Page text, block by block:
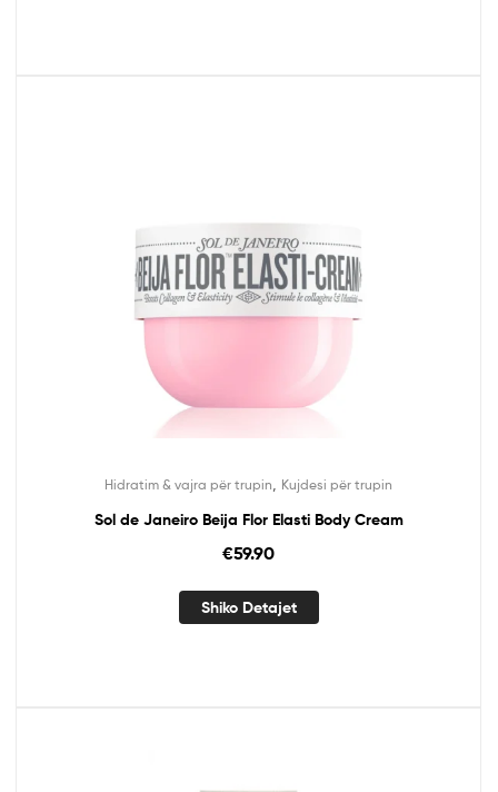
Hidratim & vajra për trupin Kujdesi për trupin
Sol de Janeiro Beija Flor Elasti Body Cream
€59.90
Shiko Detajet